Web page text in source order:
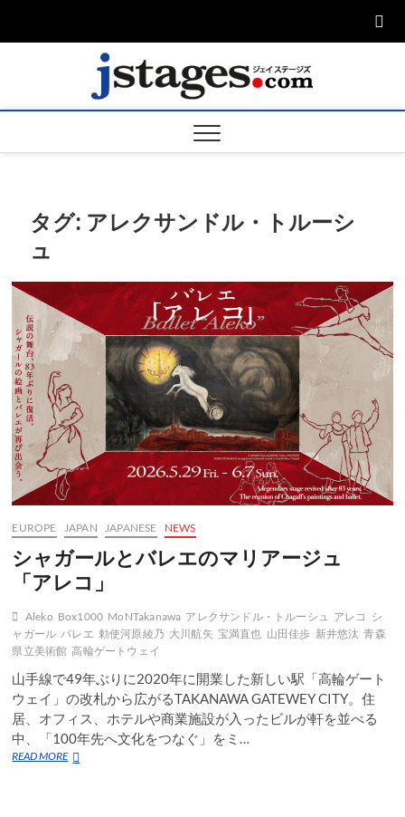
ージ
タグ: アレクサンドル・トルーシ
ュ
EUROPE JAPAN JAPANESE NEWS
シャガールとバレエのマリアージュ
「アレコ」
Aleko Box1000 MoNTakanawa アレクサンドル・トルーシュ アレコ シ
ャガール バレエ 勅使河原綾乃 大川航矢 宝満直也 山田佳歩 新井悠汰 青森
県立美術館 高輪ゲートウェイ
山手線で49年ぶりに2020年に開業した新しい駅「高輪ゲート
ウェイ」の改札から広がるTAKANAWA GATEWEY CITY。住
居、オフィス、ホテルや商業施設が入ったビルが軒を並べる
中、「100年先へ文化をつなぐ」をミ…
READ MOREシ